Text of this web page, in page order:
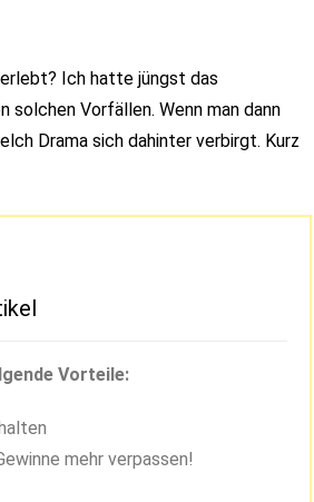
Ich hatte jüngst das
solchen Vorfällen. Wenn man dann
Drama sich dahinter verbirgt. Kurz
Vorteile:
mehr verpassen!